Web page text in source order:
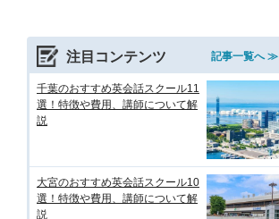
注目コンテンツ 記事一覧へ ≫
千葉のおすすめ英会話スクール11
選！特徴や費用、講師について解
説
大宮のおすすめ英会話スクール10
選！特徴や費用、講師について解
説